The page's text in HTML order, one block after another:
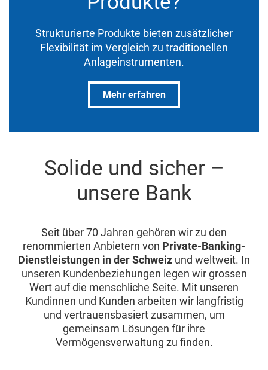
Strukturierte Produkte bieten zusätzlicher
Flexibilität im Vergleich zu traditionellen
Anlageinstrumenten.
Mehr erfahren
Solide und sicher –
unsere Bank
Seit über 70 Jahren gehören wir zu den
renommierten Anbietern von Private-Banking-
Dienstleistungen in der Schweiz und weltweit. In
unseren Kundenbeziehungen legen wir grossen
Wert auf die menschliche Seite. Mit unseren
Kundinnen und Kunden arbeiten wir langfristig
und vertrauensbasiert zusammen, um
gemeinsam Lösungen für ihre
Vermögensverwaltung zu finden.